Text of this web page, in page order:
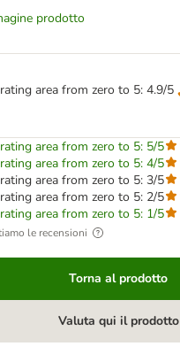
prodotto
area from zero to 5: 4.9/5
area from zero to 5: 5/5
area from zero to 5: 4/5
area from zero to 5: 3/5
area from zero to 5: 2/5
area from zero to 5: 1/5
le recensioni
Torna al prodotto
Valuta qui il prodotto